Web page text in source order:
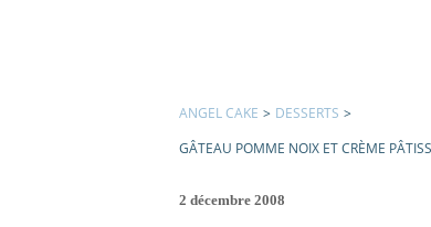
ANGEL CAKE > DESSERTS >
GÂTEAU POMME NOIX ET CRÈME
2 décembre 2008